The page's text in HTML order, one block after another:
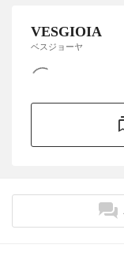
VESGIOIA
ベスジョーヤ